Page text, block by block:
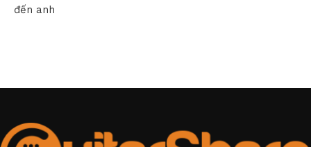
đến anh